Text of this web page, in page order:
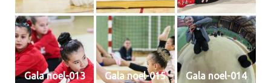
Gala noel-013 Gala noel-015 Gala noel-014